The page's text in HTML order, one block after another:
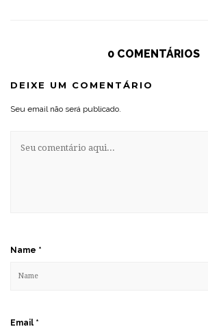
0 COMENTÁRIOS
DEIXE UM COMENTÁRIO
Seu email não será publicado.
Name *
Email *